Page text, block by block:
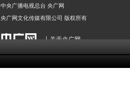
中央广播电视总台 央广网
央广网文化传媒有限公司 版权所有
| 关于央广网